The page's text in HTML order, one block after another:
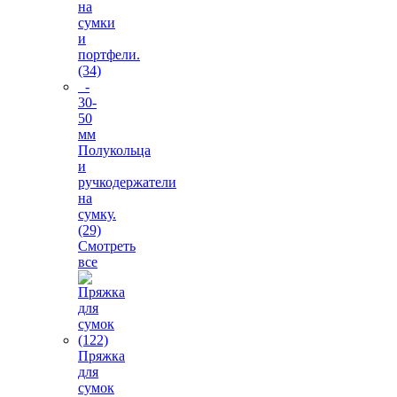
на
сумки
и
портфели.
(34)
-
30-
50
мм
Полукольца
и
ручкодержатели
на
сумку.
(29)
Смотреть
все
Пряжка
для
сумок